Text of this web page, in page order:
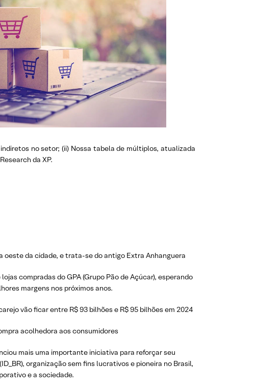
no setor; (ii) Nossa tabela de múltiplos, atualizada
da XP.
oeste da cidade, e trata-se do antigo Extra Anhanguera
compradas do GPA (Grupo Pão de Açúcar), esperando
margens nos próximos anos.
vão ficar entre R$ 93 bilhões e R$ 95 bilhões em 2024
acolhedora aos consumidores
mais uma importante iniciativa para reforçar seu
organização sem fins lucrativos e pioneira no Brasil,
e a sociedade.